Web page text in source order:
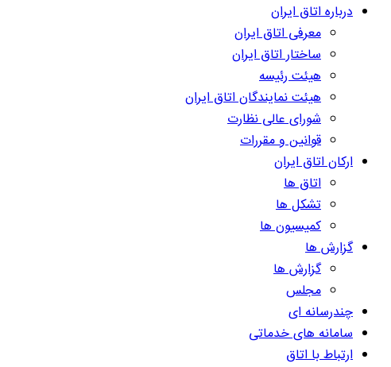
درباره اتاق ایران
معرفی اتاق ایران
ساختار اتاق ایران
هیئت رئیسه
هیئت نمایندگان اتاق ایران
شورای عالی نظارت
قوانین و مقررات
ارکان اتاق ایران
اتاق ها
تشکل ها
کمیسیون ها
گزارش ها
گزارش ها
مجلس
چندرسانه ای
سامانه های خدماتی
ارتباط با اتاق